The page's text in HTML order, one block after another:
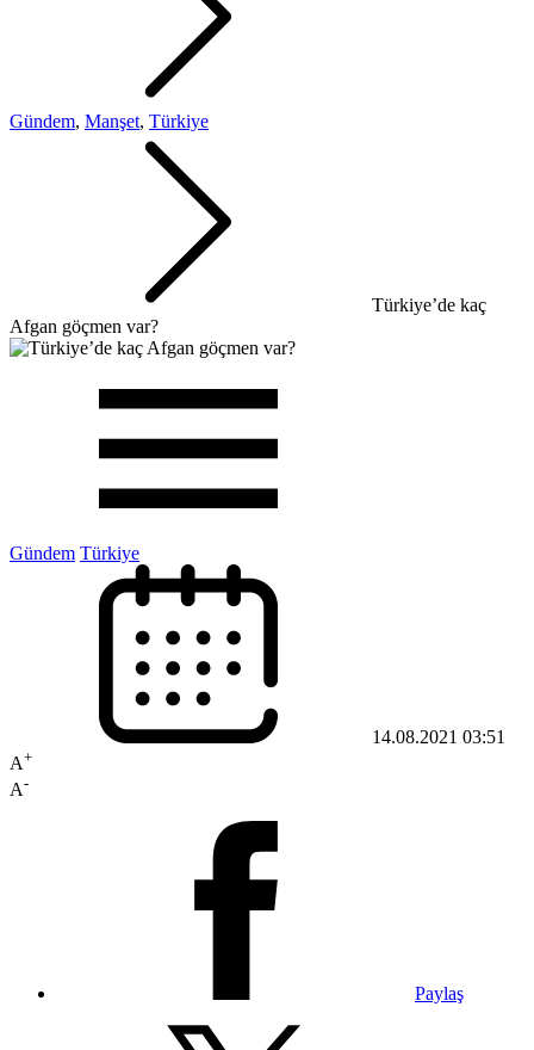
Gündem, Manşet, Türkiye
Türkiye’de kaç
Afgan göçmen var?
Gündem Türkiye
14.08.2021 03:51
A+
A-
Paylaş